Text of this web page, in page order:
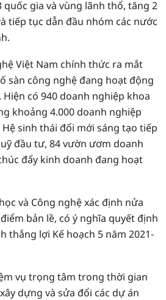
gia và vùng lãnh thổ, tăng 2
tiếp tục dẫn đầu nhóm các nước
Việt Nam chính thức ra mắt
sàn công nghệ đang hoạt động
có 940 doanh nghiệp khoa
khoảng 4.000 doanh nghiệp
sinh thái đổi mới sáng tạo tiếp
đầu tư, 84 vườn ươm doanh
đẩy kinh doanh đang hoạt
và Công nghệ xác định nửa
bản lề, có ý nghĩa quyết định
thắng lợi Kế hoạch 5 năm 2021-
vụ trọng tâm trong thời gian
dựng và sửa đổi các dự án